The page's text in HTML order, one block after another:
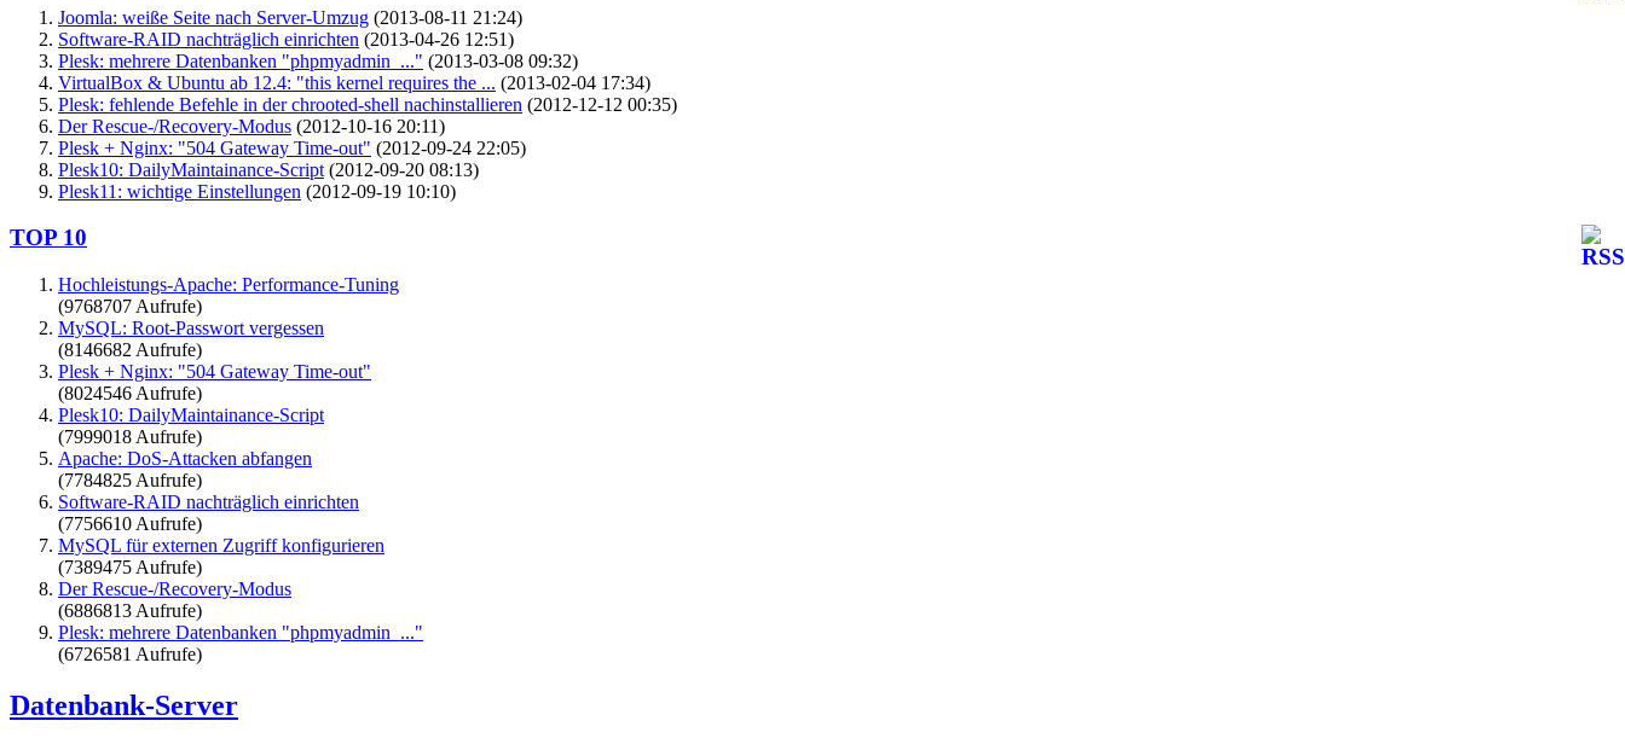
Joomla: weiße Seite nach Server-Umzug (2013-08-11 21:24)
Software-RAID nachträglich einrichten (2013-04-26 12:51)
Plesk: mehrere Datenbanken "phpmyadmin_..." (2013-03-08 09:32)
VirtualBox & Ubuntu ab 12.4: "this kernel requires the ... (2013-02-04 17:34)
Plesk: fehlende Befehle in der chrooted-shell nachinstallieren (2012-12-12 00:35)
Der Rescue-/Recovery-Modus (2012-10-16 20:11)
Plesk + Nginx: "504 Gateway Time-out" (2012-09-24 22:05)
Plesk10: DailyMaintainance-Script (2012-09-20 08:13)
Plesk11: wichtige Einstellungen (2012-09-19 10:10)
TOP 10
Hochleistungs-Apache: Performance-Tuning
(9768707 Aufrufe)
MySQL: Root-Passwort vergessen
(8146682 Aufrufe)
Plesk + Nginx: "504 Gateway Time-out"
(8024546 Aufrufe)
Plesk10: DailyMaintainance-Script
(7999018 Aufrufe)
Apache: DoS-Attacken abfangen
(7784825 Aufrufe)
Software-RAID nachträglich einrichten
(7756610 Aufrufe)
MySQL für externen Zugriff konfigurieren
(7389475 Aufrufe)
Der Rescue-/Recovery-Modus
(6886813 Aufrufe)
Plesk: mehrere Datenbanken "phpmyadmin_..."
(6726581 Aufrufe)
Datenbank-Server